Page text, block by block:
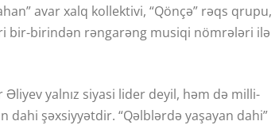
avar xalq kollektivi, “Qönçə” rəqs qrupu,
bir-birindən rəngarəng musiqi nömrələri ilə
yalnız siyasi lider deyil, həm də milli-
şəxsiyyətdir. “Qəlblərdə yaşayan dahi”